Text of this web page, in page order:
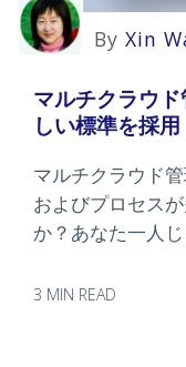
By Xin
マルチクラウ
しい標準を採用
マルチクラウド
およびプロセス
か？あなた一人じ
3 MIN READ